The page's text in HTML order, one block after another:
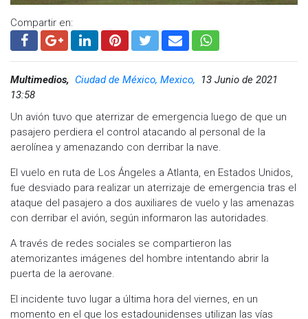
Compartir en:
Multimedios, Ciudad de México, Mexico,
13 Junio de 2021
13:58
Un avión tuvo que aterrizar de emergencia luego de que un
pasajero perdiera el control atacando al personal de la
aerolínea y amenazando con derribar la nave.
El vuelo en ruta de Los Ángeles a Atlanta, en Estados Unidos,
fue desviado para realizar un aterrizaje de emergencia tras el
ataque del pasajero a dos auxiliares de vuelo y las amenazas
con derribar el avión, según informaron las autoridades.
A través de redes sociales se compartieron las
atemorizantes imágenes del hombre intentando abrir la
puerta de la aerovane.
El incidente tuvo lugar a última hora del viernes, en un
momento en el que los estadounidenses utilizan las vías